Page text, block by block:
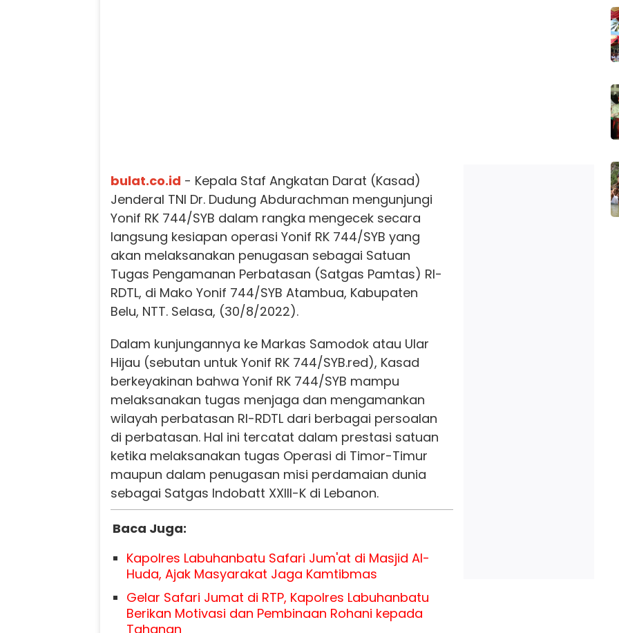
bulat.co.id - Kepala Staf Angkatan Darat (Kasad)
Jenderal TNI Dr. Dudung Abdurachman mengunjungi
Yonif RK 744/SYB dalam rangka mengecek secara
langsung kesiapan operasi Yonif RK 744/SYB yang
akan melaksanakan penugasan sebagai Satuan
Tugas Pengamanan Perbatasan (Satgas Pamtas) RI-
RDTL, di Mako Yonif 744/SYB Atambua, Kabupaten
Belu, NTT. Selasa, (30/8/2022).
Dalam kunjungannya ke Markas Samodok atau Ular
Hijau (sebutan untuk Yonif RK 744/SYB.red), Kasad
berkeyakinan bahwa Yonif RK 744/SYB mampu
melaksanakan tugas menjaga dan mengamankan
wilayah perbatasan RI-RDTL dari berbagai persoalan
di perbatasan. Hal ini tercatat dalam prestasi satuan
ketika melaksanakan tugas Operasi di Timor-Timur
maupun dalam penugasan misi perdamaian dunia
sebagai Satgas Indobatt XXIII-K di Lebanon.
Baca Juga:
Kapolres Labuhanbatu Safari Jum'at di Masjid Al-
Huda, Ajak Masyarakat Jaga Kamtibmas
Gelar Safari Jumat di RTP, Kapolres Labuhanbatu
Berikan Motivasi dan Pembinaan Rohani kepada
Tahanan